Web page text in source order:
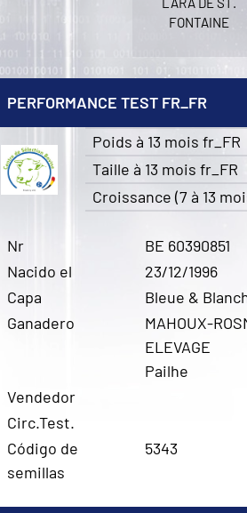
FONTAINE
PERFORMANCE TEST FR_FR
Poids à 13 mois fr_FR
Taille à 13 mois fr_FR
Croissance (7 à 13
Nr
BE 60390851
Nacido el
23/12/1996
Capa
Bleue &
Ganadero
MAHOUX-
ELEVAGE
Pailhe
Vendedor
Circ.Test.
Código de
semillas
5343